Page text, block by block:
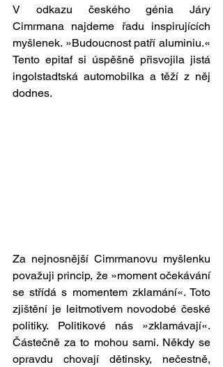
V odkazu českého génia Járy
Cimrmana najdeme řadu inspirujících
myšlenek. »Budoucnost patří aluminiu.«
Tento epitaf si úspěšně přisvojila jistá
ingolstadtská automobilka a těží z něj
dodnes.
Za nejnosnější Cimrmanovu myšlenku
považuji princip, že »moment očekávání
se střídá s momentem zklamání«. Toto
zjištění je leitmotivem novodobé české
politiky. Politikové nás »zklamávají«.
Částečně za to mohou sami. Někdy se
opravdu chovají dětinsky, nečestně,